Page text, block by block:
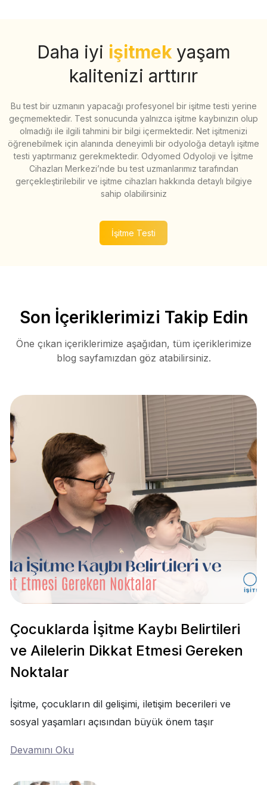
Daha iyi işitmek yaşam
kalitenizi arttırır
Bu test bir uzmanın yapacağı profesyonel bir işitme testi yerine
geçmemektedir. Test sonucunda yalnızca işitme kaybınızın olup
olmadığı ile ilgili tahmini bir bilgi içermektedir. Net işitmenizi
öğrenebilmek için alanında deneyimli bir odyoloğa detaylı işitme
testi yaptırmanız gerekmektedir. Odyomed Odyoloji ve İşitme
Cihazları Merkezi’nde bu test uzmanlarımız tarafından
gerçekleştirilebilir ve işitme cihazları hakkında detaylı bilgiye
sahip olabilirsiniz
İşitme Testi
Son İçeriklerimizi Takip Edin
Öne çıkan içeriklerimize aşağıdan, tüm içeriklerimize
blog sayfamızdan göz atabilirsiniz.
Çocuklarda İşitme Kaybı Belirtileri
ve Ailelerin Dikkat Etmesi Gereken
Noktalar
İşitme, çocukların dil gelişimi, iletişim becerileri ve
sosyal yaşamları açısından büyük önem taşır
Devamını Oku